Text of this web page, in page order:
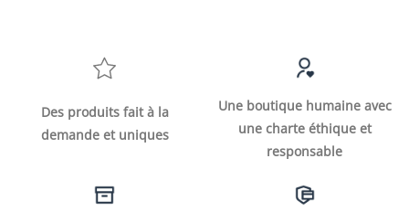
Des produits fait à la
demande et uniques
Une boutique humaine avec
une charte éthique et
responsable